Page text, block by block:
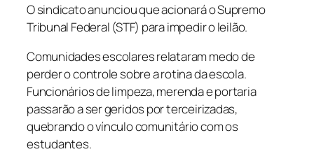
O sindicato anunciou que acionará o Supremo
Tribunal Federal (STF) para impedir o leilão.
Comunidades escolares relataram medo de
perder o controle sobre a rotina da escola.
Funcionários de limpeza, merenda e portaria
passarão a ser geridos por terceirizadas,
quebrando o vínculo comunitário com os
estudantes.